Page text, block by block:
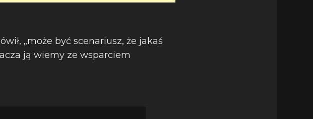
„może być scenariusz, że jakaś
ją wiemy ze wsparciem